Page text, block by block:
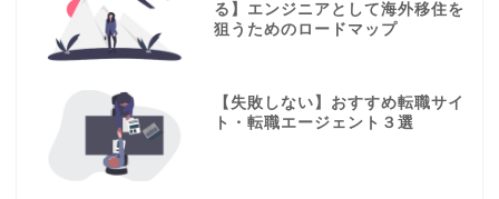
る】エンジニアとして海外移住を
狙うためのロードマップ
【失敗しない】おすすめ転職サイ
ト・転職エージェント３選